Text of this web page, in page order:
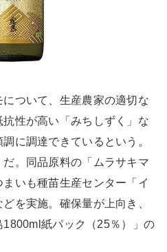
ついて、生産農家の適切な
性が高い「みちしずく」な
に調達できているという。
。同品原料の「ムラサキマ
いも種苗生産センター「イ
を実施。確保量が上向き、
紙パック（25％）」の